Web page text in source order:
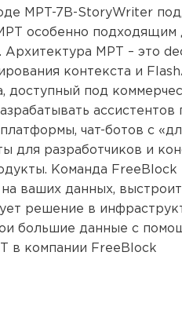
MPT-7B-StoryWriter
особенно подходящим
MPT – это
контекста и
доступный под
ассистентов
чат-ботов с
для разработчиков и
Команда
ваших данных,
решение в
большие данные с
в компании FreeBlock